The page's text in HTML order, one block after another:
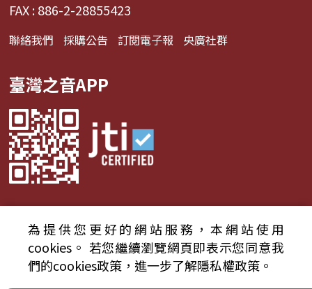
FAX : 886-2-28855423
聯絡我們 採購公告 訂閱電子報 央廣社群
臺灣之音APP
© 2024財團法人中央廣播電臺 版權所有
資通安全政策聲明
服務條款 隱私權條款
為提供您更好的網站服務，本網站使用
cookies。 若您繼續瀏覽網頁即表示您同意我
們的cookies政策，進一步了解隱私權政策。